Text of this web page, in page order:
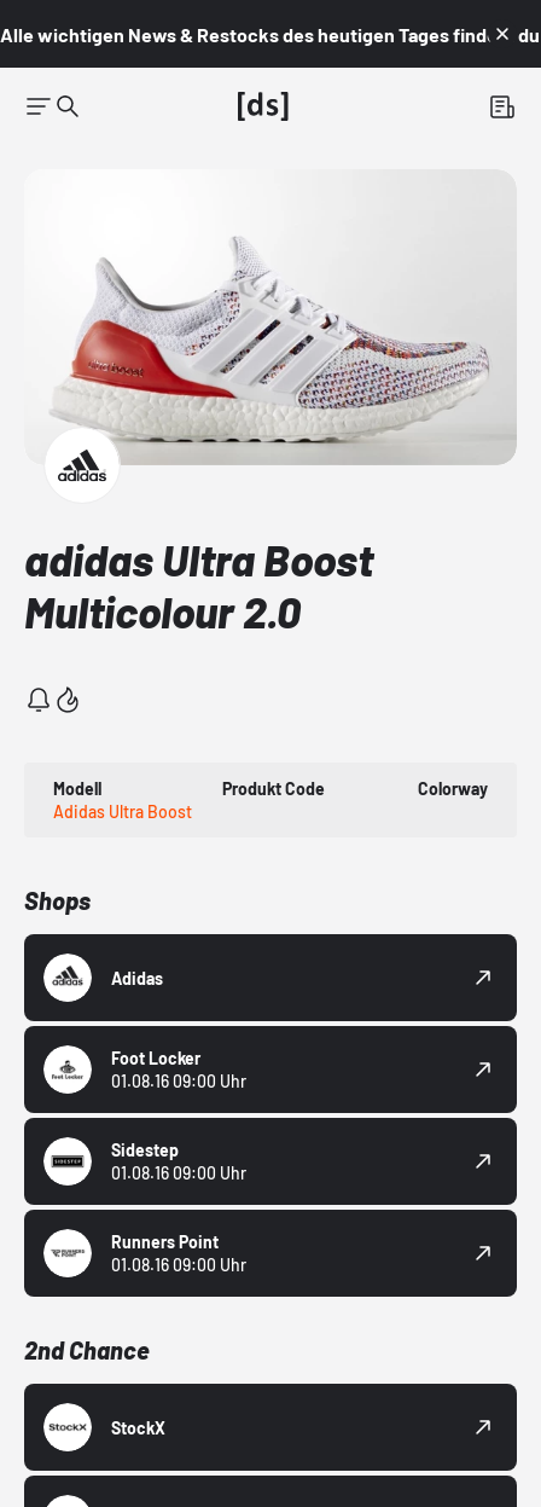
Alle wichtigen News & Restocks des heutigen Tages findest du
adidas Ultra Boost
Multicolour 2.0
Modell
Adidas Ultra Boost
Produkt Code Colorway
Shops
Adidas
Foot Locker
01.08.16 09:00 Uhr
Sidestep
01.08.16 09:00 Uhr
Runners Point
01.08.16 09:00 Uhr
2nd Chance
StockX